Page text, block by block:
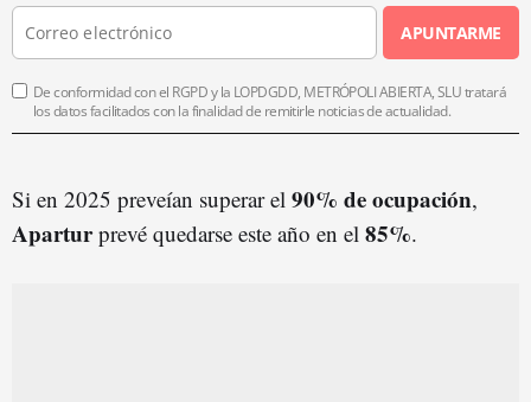
APUNTARME
De conformidad con el RGPD y la LOPDGDD, METRÓPOLI ABIERTA, SLU tratará
los datos facilitados con la finalidad de remitirle noticias de actualidad.
Si en 2025 preveían superar el 90% de ocupación,
Aparturprevé quedarse este año en el 85%.